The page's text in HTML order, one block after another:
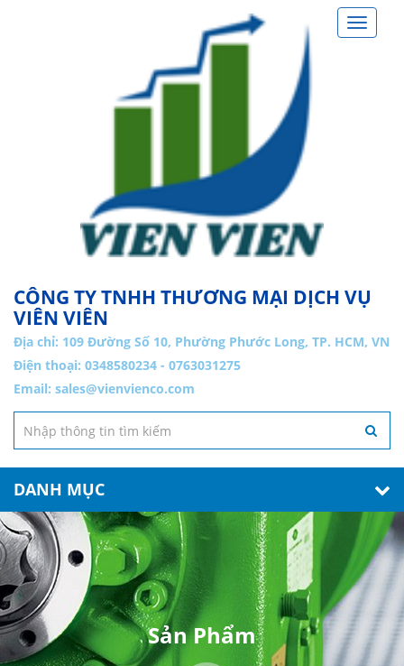
Toggle
CÔNG TY TNHH THƯƠNG MẠI DỊCH VỤ
VIÊN VIÊN
Địa chỉ: 109 Đường Số 10, Phường Phước Long, TP. HCM, VN
Điện thoại: 0348580234 - 0763031275
Email: sales@vienvienco.com
DANH MỤC
Sản Phẩm